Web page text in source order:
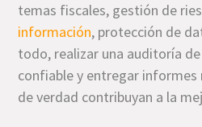
temas fiscales, gestión de
información, protección de
todo, realizar una auditoría
confiable y entregar
de verdad contribuyan a la